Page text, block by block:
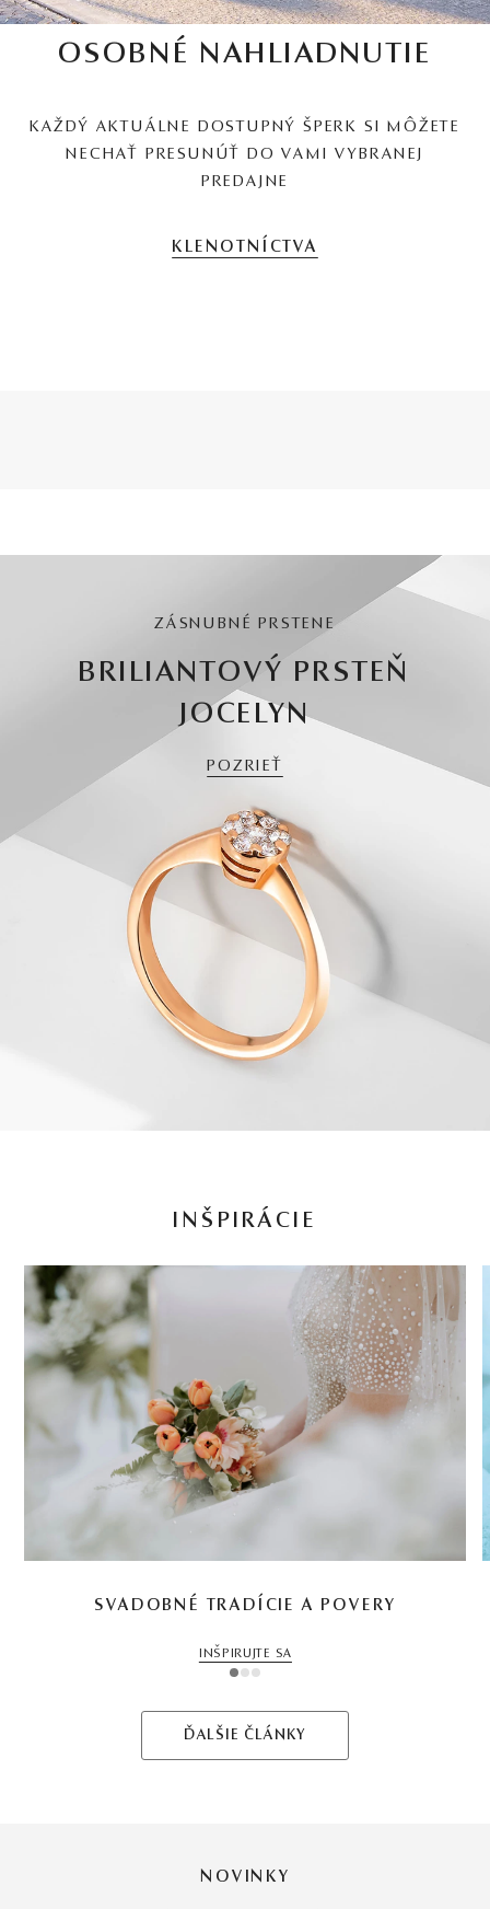
OSOBNÉ NAHLIADNUTIE
KAŽDÝ AKTUÁLNE DOSTUPNÝ ŠPERK SI MÔŽETE
NECHAŤ PRESUNÚŤ DO VAMI VYBRANEJ
PREDAJNE
KLENOTNÍCTVA
ZÁSNUBNÉ PRSTENE
BRILIANTOVÝ PRSTEŇ
JOCELYN
POZRIEŤ
INŠPIRÁCIE
SVADOBNÉ TRADÍCIE A POVERY
INŠPIRUJTE SA
1 2 3
ĎALŠIE ČLÁNKY
NOVINKY